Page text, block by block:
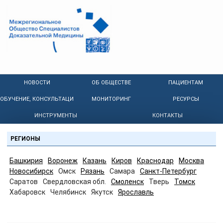
НОВОСТИ ОБ ОБЩЕСТВЕ ПАЦИЕНТАМ
ОБУЧЕНИЕ, КОНСУЛЬТАЦИИ МОНИТОРИНГ РЕСУРСЫ
ИНСТРУМЕНТЫ КОНТАКТЫ
РЕГИОНЫ
Башкирия Воронеж Казань Киров Краснодар
Москва
Новосибирск
Омск Рязань Самара
Санкт-Петербург
Саратов
Свердловская обл. Смоленск Тверь
Томск
Хабаровск
Челябинск Якутск Ярославль